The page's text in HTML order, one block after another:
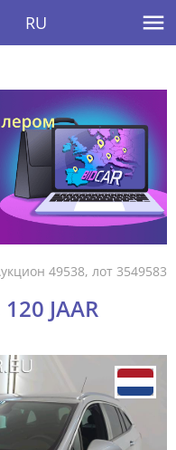
RU
49538, лот 3549583
JAAR